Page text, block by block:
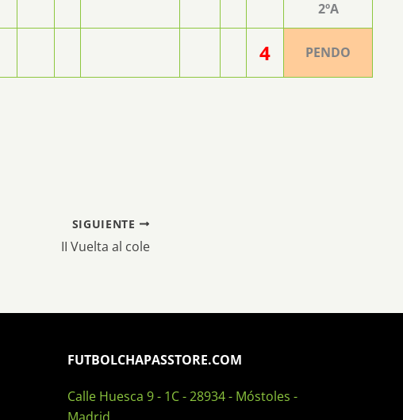
2ºA
4 PENDO
SIGUIENTE
II Vuelta al cole
FUTBOLCHAPASSTORE.COM
Calle Huesca 9 - 1C - 28934 - Móstoles -